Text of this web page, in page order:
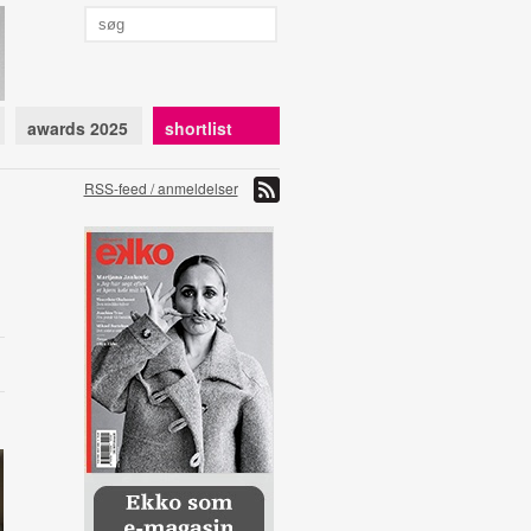
awards 2025 shortlist
RSS-feed / anmeldelser